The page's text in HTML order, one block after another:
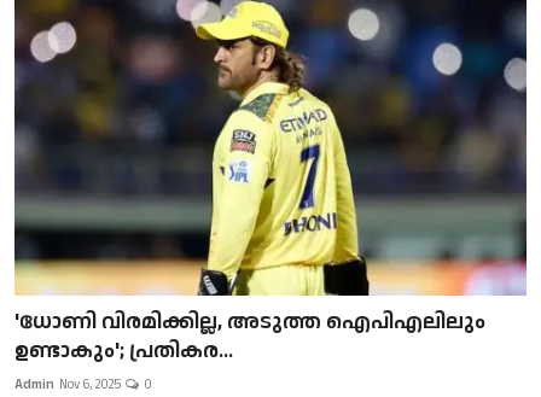
'ധോണി വിരമിക്കില്ല, അടുത്ത ഐപിഎലിലും
ഉണ്ടാകും'; പ്രതികര...
Admin Nov 6, 2025 0